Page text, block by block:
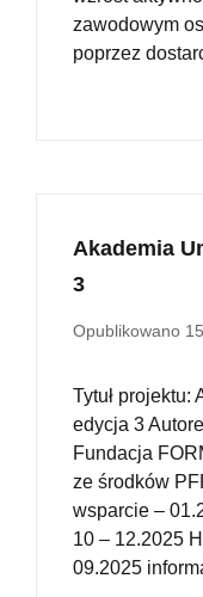
zawodowym
poprzez
Akademia
3
Opublikowano
Tytuł projektu:
edycja 3
Fundacja
ze środków
wsparcie –
10 – 12.2025
09.2025